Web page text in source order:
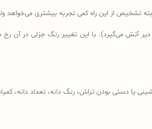
تشخیص از این راه کمی تجربه بیشتری
آتش می‌گیرد). با این تغییر رنگ جزئی در آن
دستی بودن تراش، رنگ دانه، تعداد دانه،